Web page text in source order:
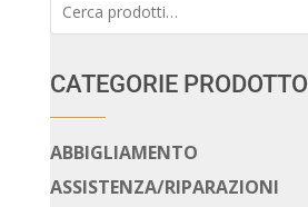
CATEGORIE PRODOTTO
ABBIGLIAMENTO
ASSISTENZA/RIPARAZIONI